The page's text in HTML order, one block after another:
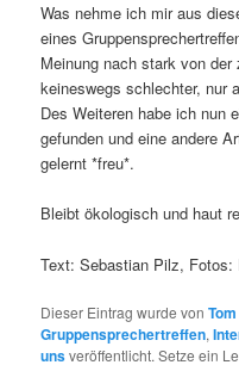
Was nehme ich mir aus
eines
Meinung nach stark von
keineswegs schlechter, nur
Des Weiteren habe ich nun
gefunden und eine andere
gelernt *freu*.
Bleibt ökologisch und haut
Text: Sebastian Pilz,
Dieser Eintrag wurde von
Gruppensprechertreffen,
unsveröffentlicht. Setze ein